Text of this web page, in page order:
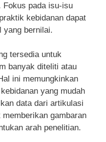
Fokus pada isu-isu
kebidanan dapat
yang bernilai.
tersedia untuk
banyak diteliti atau
ini memungkinkan
yang mudah
data dari artikulasi
gambaran
arah penelitian.